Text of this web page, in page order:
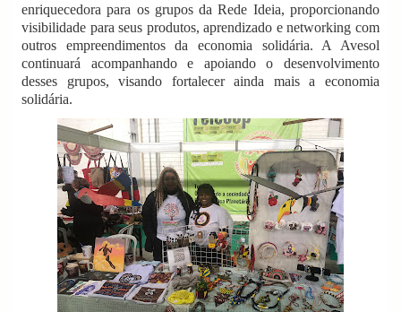
enriquecedora para os grupos da Rede Ideia, proporcionando
visibilidade para seus produtos, aprendizado e networking com
outros empreendimentos da economia solidária. A Avesol
continuará acompanhando e apoiando o desenvolvimento
desses grupos, visando fortalecer ainda mais a economia
solidária.